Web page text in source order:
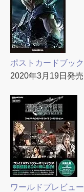
ポストカードブック
2020年3月19日発売
ワールドプレビュー